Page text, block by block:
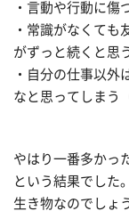
・言動や行動に傷
・常識がなくても
がずっと続くと思
・自分の仕事以外
なと思ってしまう
やはり一番多かっ
という結果でした
生き物なのでしょ